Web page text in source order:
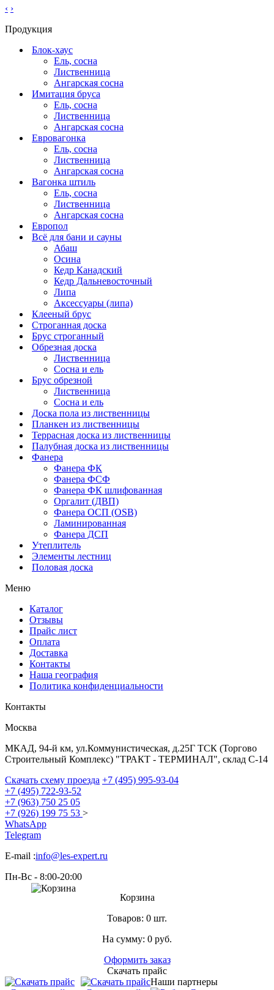
‹ ›
Продукция
Блок-хаус
Ель, сосна
Лиственница
Ангарская сосна
Имитация бруса
Ель, сосна
Лиственница
Ангарская сосна
Евровагонка
Ель, сосна
Лиственница
Ангарская сосна
Вагонка штиль
Ель, сосна
Лиственница
Ангарская сосна
Европол
Всё для бани и сауны
Абаш
Осина
Кедр Канадский
Кедр Дальневосточный
Липа
Аксессуары (липа)
Клееный брус
Строганная доска
Брус строганный
Обрезная доска
Лиственница
Сосна и ель
Брус обрезной
Лиственница
Сосна и ель
Доска пола из лиственницы
Планкен из лиственницы
Террасная доска из лиственницы
Палубная доска из лиственницы
Фанера
Фанера ФК
Фанера ФСФ
Фанера ФК шлифованная
Оргалит (ДВП)
Фанера ОСП (OSB)
Ламинированная
Фанера ДСП
Утеплитель
Элементы лестниц
Половая доска
Меню
Каталог
Отзывы
Прайс лист
Оплата
Доставка
Контакты
Наша география
Политика конфиденциальности
Контакты
Москва
МКАД, 94-й км, ул.Коммунистическая, д.25Г ТСК (Торгово
Строительный Комплекс) "ТРАКТ - ТЕРМИНАЛ", склад С-14
Скачать схему проезда +7 (495) 995-93-04
+7 (495) 722-93-52
+7 (963) 750 25 05
+7 (926) 199 75 53 >
WhatsApp
Telegram
E-mail :info@les-expert.ru
Пн-Вс - 8:00-20:00
Корзина
Товаров: 0 шт.
На сумму: 0 руб.
Оформить заказ
Скачать прайс
Наши партнеры